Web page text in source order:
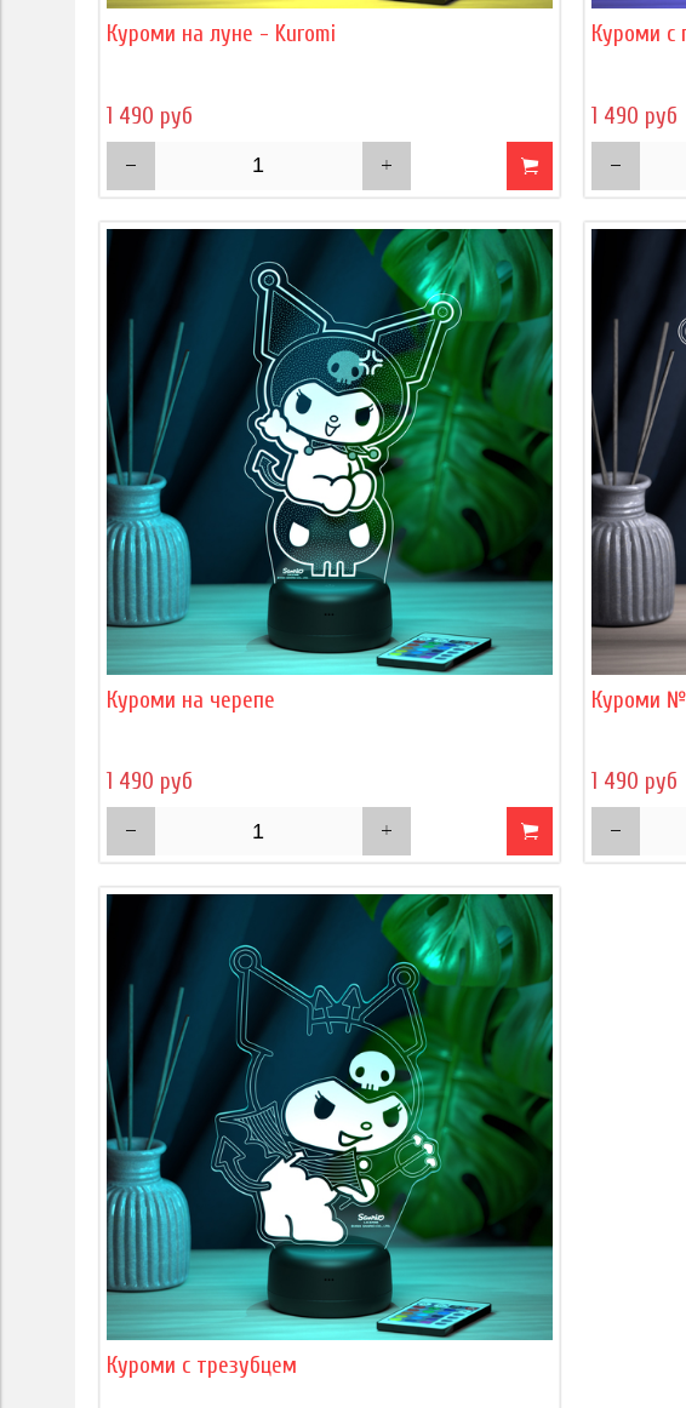
Куроми на луне - Kuromi
1 490 руб
Куроми с
1 490 руб
Куроми на черепе
1 490 руб
Куроми
1 490 руб
Куроми с трезубцем